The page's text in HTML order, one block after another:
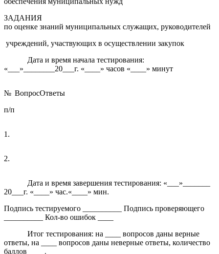
ЗАДАНИЯ
по оценке знаний муниципальных служащих, руководителей
учреждений, участвующих в осуществлении закупок
Дата и время начала тестирования:
«___»________20___г. «____» часов «____» минут
№
п/п
ВопросОтветы
1.
2.
Дата и время завершения тестирования: «___»_______
20___г. «____» час.«____» мин.
Подпись тестируемого __________ Подпись проверяющего
__________ Кол-во ошибок ____
Итог тестирования: на ____ вопросов даны верные
ответы, на ____ вопросов даны неверные ответы, количество
баллов ____.